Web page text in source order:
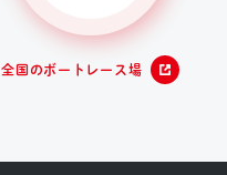
全国のボートレース場